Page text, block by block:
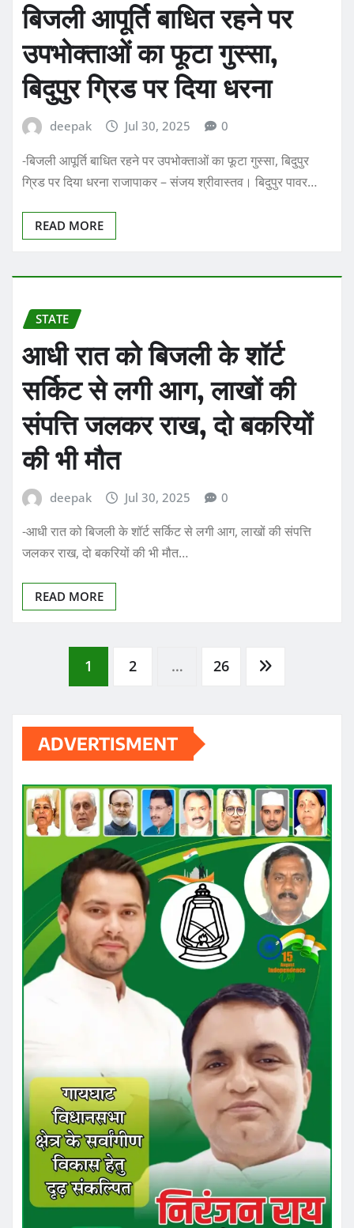
बिजली आपूर्ति बाधित रहने पर
उपभोक्ताओं का फूटा गुस्सा,
बिदुपुर ग्रिड पर दिया धरना
deepak Jul 30, 2025 0
-बिजली आपूर्ति बाधित रहने पर उपभोक्ताओं का फूटा गुस्सा, बिदुपुर
ग्रिड पर दिया धरना राजापाकर – संजय श्रीवास्तव। बिदुपुर पावर…
READ MORE
STATE
आधी रात को बिजली के शॉर्ट
सर्किट से लगी आग, लाखों की
संपत्ति जलकर राख, दो बकरियों
की भी मौत
deepak Jul 30, 2025 0
-आधी रात को बिजली के शॉर्ट सर्किट से लगी आग, लाखों की संपत्ति
जलकर राख, दो बकरियों की भी मौत…
READ MORE
Posts
pagination
1 2 … 26
ADVERTISMENT